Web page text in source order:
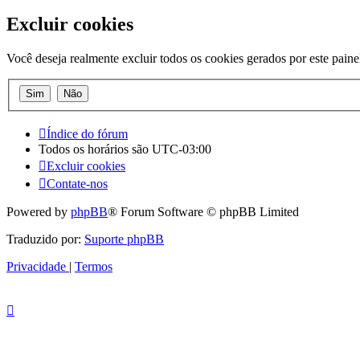
Excluir cookies
Você deseja realmente excluir todos os cookies gerados por este
Índice do fórum
Todos os horários são UTC-03:00
Excluir cookies
Contate-nos
Powered by phpBB® Forum Software © phpBB Limited
Traduzido por: Suporte phpBB
Privacidade | Termos